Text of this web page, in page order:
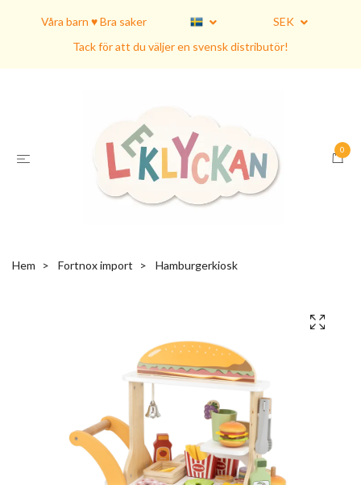
Våra barn ♥ Bra saker
SEK
Tack för att du väljer en svensk distributör!
0
Hem Fortnox import Hamburgerkiosk